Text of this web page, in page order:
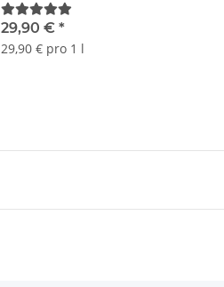
29,90 € *
29,90 € pro 1 l